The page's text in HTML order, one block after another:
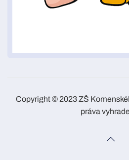
Copyright © 2023 ZŠ
práva